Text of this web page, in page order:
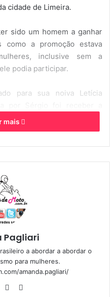
cidade de Limeira.
sido um homem a ganhar
como a promoção estava
inclusive sem a
podia participar.
para sua noiva Letícia
da promoção: “Minha
a maior parte das
a parceria com a Nasa
fazer outras promoções.
são lindos.
e segundo colocado no
mais
Pagliari
a abordar a abordar o
para mulheres.
amanda.pagliari/
Fa
Yo